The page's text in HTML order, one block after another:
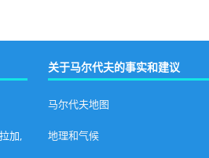
加,
关于马尔代夫的事实和建议
马尔代夫地图
地理和气候